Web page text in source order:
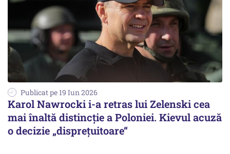
Publicat pe 19 Iun 2026
Karol Nawrocki i-a retras lui Zelenski cea
mai înaltă distincție a Poloniei. Kievul acuză
o decizie „disprețuitoare“